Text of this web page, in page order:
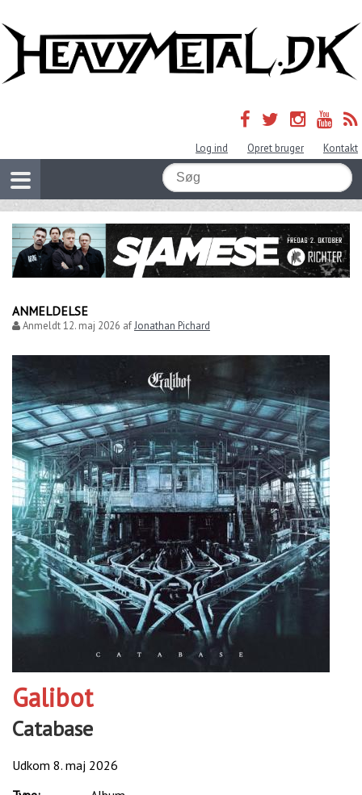
Log ind Opret bruger Kontakt
ANMELDELSE
Anmeldt12. maj 2026 afJonathan Pichard
Galibot
Catabase
Udkom 8. maj 2026